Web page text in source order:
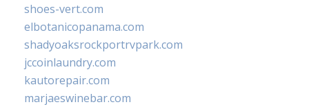
shoes-vert.com
elbotanicopanama.com
shadyoaksrockportrvpark.com
jccoinlaundry.com
kautorepair.com
marjaeswinebar.com